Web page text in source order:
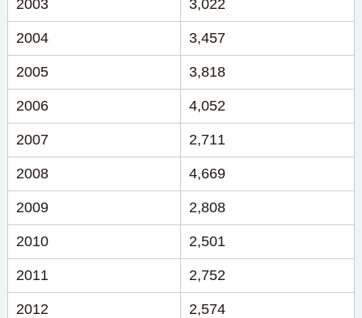
2003 3,022
2004 3,457
2005 3,818
2006 4,052
2007 2,711
2008 4,669
2009 2,808
2010 2,501
2011 2,752
2012 2,574